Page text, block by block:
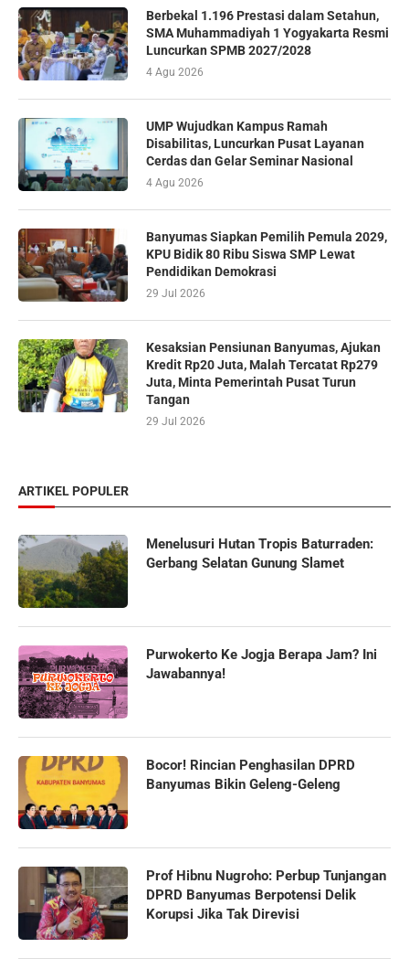
Berbekal 1.196 Prestasi dalam Setahun,
SMA Muhammadiyah 1 Yogyakarta Resmi
Luncurkan SPMB 2027/2028
4 Agu 2026
UMP Wujudkan Kampus Ramah
Disabilitas, Luncurkan Pusat Layanan
Cerdas dan Gelar Seminar Nasional
4 Agu 2026
Banyumas Siapkan Pemilih Pemula 2029,
KPU Bidik 80 Ribu Siswa SMP Lewat
Pendidikan Demokrasi
29 Jul 2026
Kesaksian Pensiunan Banyumas, Ajukan
Kredit Rp20 Juta, Malah Tercatat Rp279
Juta, Minta Pemerintah Pusat Turun
Tangan
29 Jul 2026
ARTIKEL POPULER
Menelusuri Hutan Tropis Baturraden:
Gerbang Selatan Gunung Slamet
Purwokerto Ke Jogja Berapa Jam? Ini
Jawabannya!
Bocor! Rincian Penghasilan DPRD
Banyumas Bikin Geleng-Geleng
Prof Hibnu Nugroho: Perbup Tunjangan
DPRD Banyumas Berpotensi Delik
Korupsi Jika Tak Direvisi